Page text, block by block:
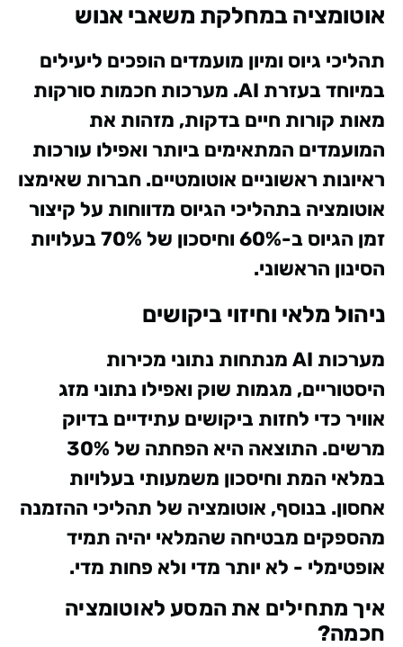
אוטומציה במחלקת משאבי אנוש
תהליכי גיוס ומיון מועמדים הופכים ליעילים
במיוחד בעזרת AI. מערכות חכמות סורקות
מאות קורות חיים בדקות, מזהות את
המועמדים המתאימים ביותר ואפילו עורכות
ראיונות ראשוניים אוטומטיים. חברות שאימצו
אוטומציה בתהליכי הגיוס מדווחות על קיצור
זמן הגיוס ב-60% וחיסכון של 70% בעלויות
הסינון הראשוני.
ניהול מלאי וחיזוי ביקושים
מערכות AI מנתחות נתוני מכירות
היסטוריים, מגמות שוק ואפילו נתוני מזג
אוויר כדי לחזות ביקושים עתידיים בדיוק
מרשים. התוצאה היא הפחתה של 30%
במלאי המת וחיסכון משמעותי בעלויות
אחסון. בנוסף, אוטומציה של תהליכי ההזמנה
מהספקים מבטיחה שהמלאי יהיה תמיד
אופטימלי - לא יותר מדי ולא פחות מדי.
איך מתחילים את המסע לאוטומציה
חכמה?